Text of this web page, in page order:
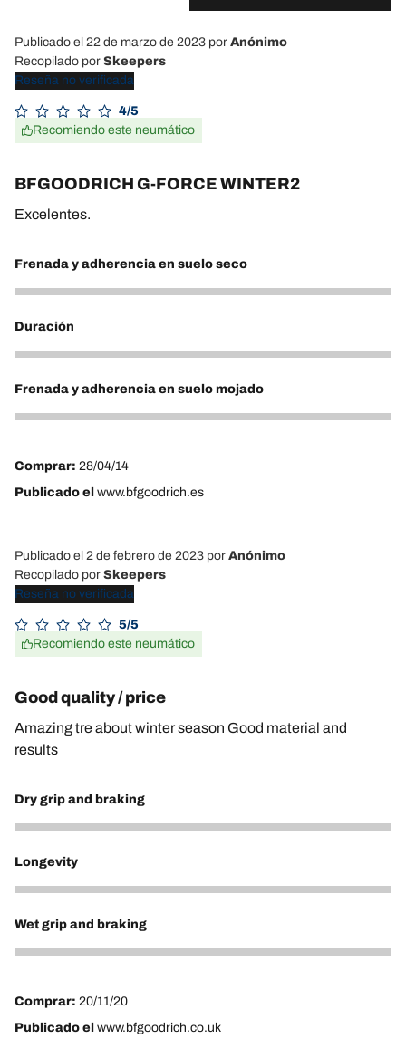
Publicado el 22 de marzo de 2023 por Anónimo
Recopilado por Skeepers
Reseña no verificada
4/5
Recomiendo este neumático
BFGOODRICH G-FORCE WINTER2
Excelentes.
Frenada y adherencia en suelo seco
4
Duración
5
Frenada y adherencia en suelo mojado
4
Comprar: 28/04/14
Publicado el www.bfgoodrich.es
Publicado el 2 de febrero de 2023 por Anónimo
Recopilado por Skeepers
Reseña no verificada
5/5
Recomiendo este neumático
Good quality / price
Amazing tre about winter season Good material and
results
Dry grip and braking
4
Longevity
4
Wet grip and braking
4
Comprar: 20/11/20
Publicado el www.bfgoodrich.co.uk